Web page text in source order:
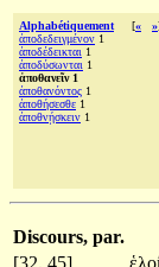
Alphabétiquement [« »
ἀποδεδειγμένον 1
ἀποδέδεικται 1
ἀποδύσωνται 1
ἀποθανεῖν 1
ἀποθανόντος 1
ἀποθήσεσθε 1
ἀποθνῄσκειν 1
Discours, par.
[32, 45]